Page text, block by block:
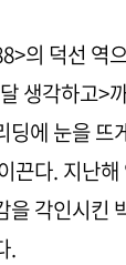
의 덕선 역
생각하고>
에 눈을 뜨
끈다. 지난
각인시킨
.